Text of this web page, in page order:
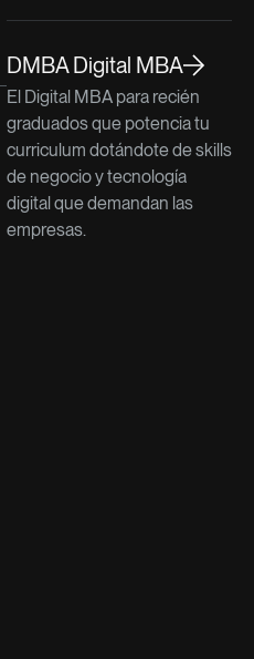
DMBA Digital MBA
El Digital MBA para recién
graduados que potencia tu
curriculum dotándote de skills
de negocio y tecnología
digital que demandan las
empresas.